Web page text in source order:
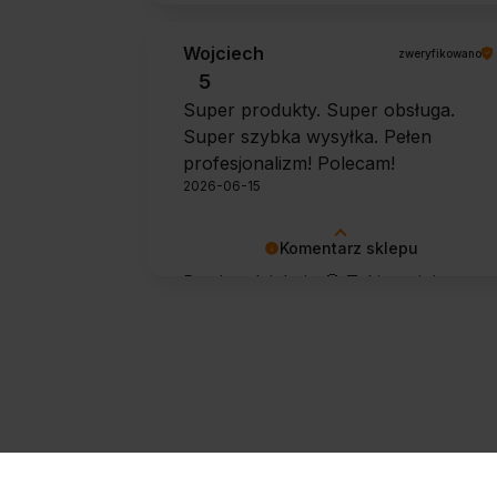
Komentarz sklepu
Bardzo dziękuję 🙂 Takie opinie
Wojciech zweryfikowano
5
Super produkty. Super obsługa.
Super szybka wysyłka. Pełen
profesjonalizm! Polecam!
2026-06-15